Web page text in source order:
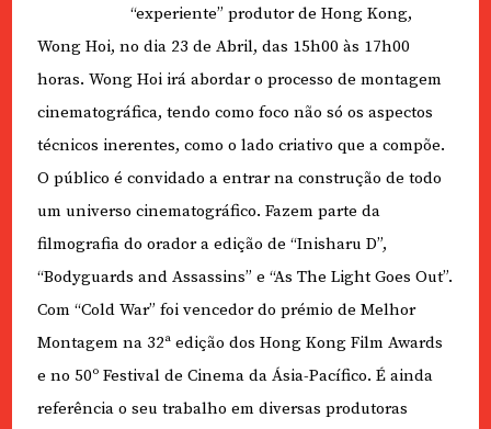
“experiente” produtor de Hong Kong,
Wong Hoi, no dia 23 de Abril, das 15h00 às 17h00
horas. Wong Hoi irá abordar o processo de montagem
cinematográfica, tendo como foco não só os aspectos
técnicos inerentes, como o lado criativo que a compõe.
O público é convidado a entrar na construção de todo
um universo cinematográfico. Fazem parte da
filmografia do orador a edição de “Inisharu D”,
“Bodyguards and Assassins” e “As The Light Goes Out”.
Com “Cold War” foi vencedor do prémio de Melhor
Montagem na 32ª edição dos Hong Kong Film Awards
e no 50º Festival de Cinema da Ásia-Pacífico. É ainda
referência o seu trabalho em diversas produtoras